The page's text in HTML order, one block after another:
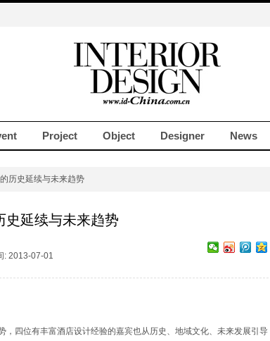
Project Object Designer News
历史延续与未来趋势
史延续与未来趋势
: 2013-07-01
四位有丰富酒店设计经验的嘉宾也从历史、地域文化、未来发展引导